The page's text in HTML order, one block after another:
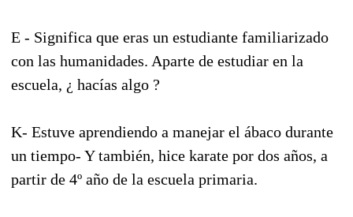
E - Significa que eras un estudiante familiarizado
con las humanidades. Aparte de estudiar en la
escuela, ¿ hacías algo ?
K- Estuve aprendiendo a manejar el ábaco durante
un tiempo- Y también, hice karate por dos años, a
partir de 4º año de la escuela primaria.